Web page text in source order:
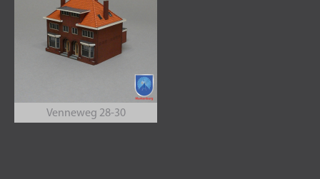
Venneweg 28-30